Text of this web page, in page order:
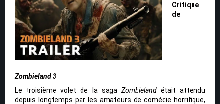
Critique
de
Zombieland 3
Le troisième volet de la saga Zombielandétait attendu
depuis longtemps par les amateurs de comédie horrifique,